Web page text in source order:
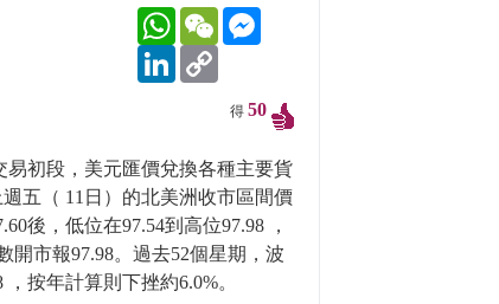
WhatsAppWeChat
LinkedIn
得 50
易初段，美元匯價兌換各種主要貨
五（ 11日）的北美洲收市區間價
後，低位在97.54到高位97.98 ，
開市報97.98。過去52個星期，波
按年計算則下挫約6.0%。